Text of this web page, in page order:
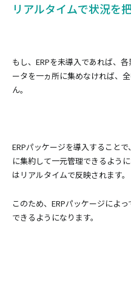
リアルタイムで状況を
もし、ERPを未導入であれば、
ータを一ヵ所に集めなければ、
ん。
ERPパッケージを導入すること
に集約して一元管理できるよう
はリアルタイムで反映されます。
このため、ERPパッケージによ
できるようになります。